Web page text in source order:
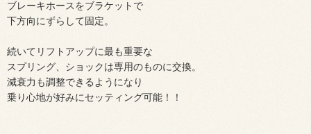
ブレーキホースをブラケットで
下方向にずらして固定。
続いてリフトアップに最も重要な
スプリング、ショックは専用のものに交換。
減衰力も調整できるようになり
乗り心地が好みにセッティング可能！！